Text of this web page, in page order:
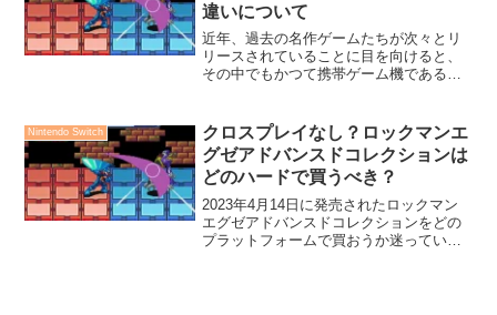
違いについて
近年、過去の名作ゲームたちが次々とリ
リースされていることに目を向けると、
その中でもかつて携帯ゲーム機であるゲ
ついにアドバンスドコレクションとして
復活を遂げました。今回...
Nintendo Switch
クロスプレイなし？ロックマンエ
グゼアドバンスドコレクションは
どのハードで買うべき？
2023年4月14日に発売されたロックマン
エグゼアドバンスドコレクションをどの
プラットフォームで買おうか迷っている